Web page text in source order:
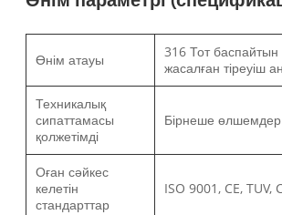
Өнім атауы
316 Тот баспайтын
жасалған тіреуіш
Техникалық
сипаттамасы
қолжетімді
Бірнеше өлшемдер
Оған сәйкес
келетін
стандарттар
ISO 9001, CE, TUV,